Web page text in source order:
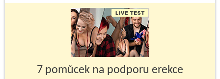
7 pomůcek na podporu erekce